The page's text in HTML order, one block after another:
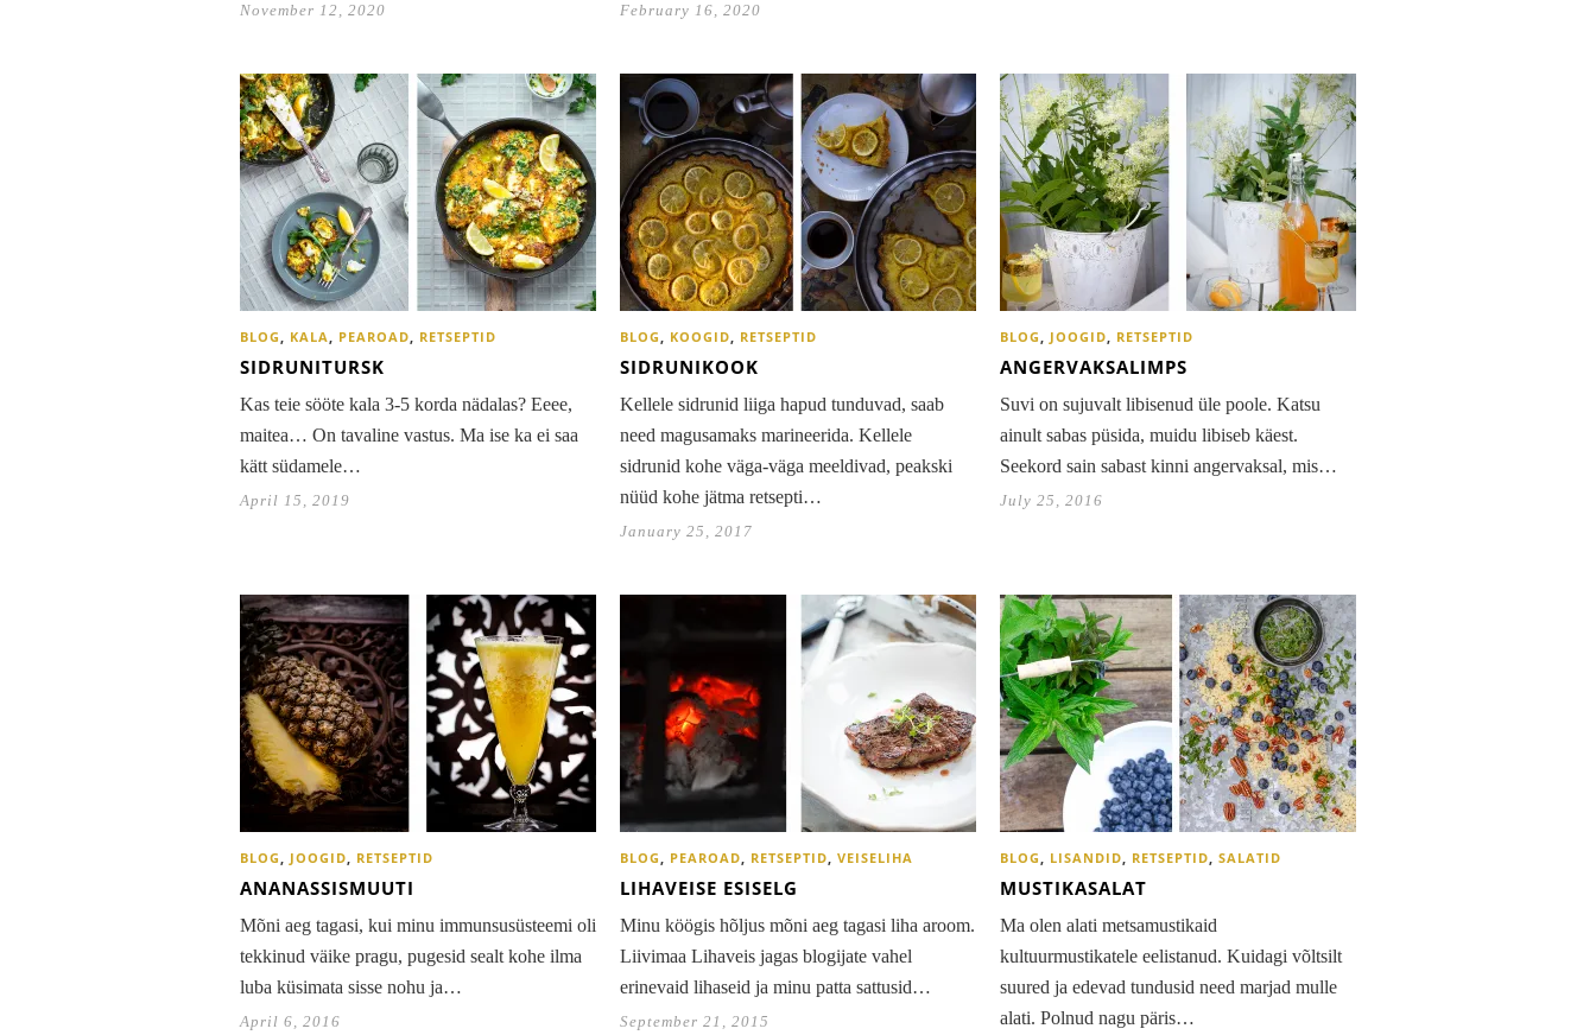
November 12, 2020 February 16, 2020
BLOG, KALA, PEAROAD, RETSEPTID
SIDRUNITURSK
Kas teie sööte kala 3-5 korda nädalas? Eeee,
maitea… On tavaline vastus. Ma ise ka ei saa
kätt südamele…
April 15, 2019
BLOG, KOOGID, RETSEPTID
SIDRUNIKOOK
Kellele sidrunid liiga hapud tunduvad, saab
need magusamaks marineerida. Kellele
sidrunid kohe väga-väga meeldivad, peakski
nüüd kohe jätma retsepti…
January 25, 2017
BLOG, JOOGID, RETSEPTID
ANGERVAKSALIMPS
Suvi on sujuvalt libisenud üle poole. Katsu
ainult sabas püsida, muidu libiseb käest.
Seekord sain sabast kinni angervaksal, mis…
July 25, 2016
BLOG, JOOGID, RETSEPTID
ANANASSISMUUTI
Mõni aeg tagasi, kui minu immunsusüsteemi oli
tekkinud väike pragu, pugesid sealt kohe ilma
luba küsimata sisse nohu ja…
April 6, 2016
BLOG, PEAROAD, RETSEPTID, VEISELIHA
LIHAVEISE ESISELG
Minu köögis hõljus mõni aeg tagasi liha aroom.
Liivimaa Lihaveis jagas blogijate vahel
erinevaid lihaseid ja minu patta sattusid…
September 21, 2015
BLOG, LISANDID, RETSEPTID, SALATID
MUSTIKASALAT
Ma olen alati metsamustikaid
kultuurmustikatele eelistanud. Kuidagi võltsilt
suured ja edevad tundusid need marjad mulle
alati. Polnud nagu päris…